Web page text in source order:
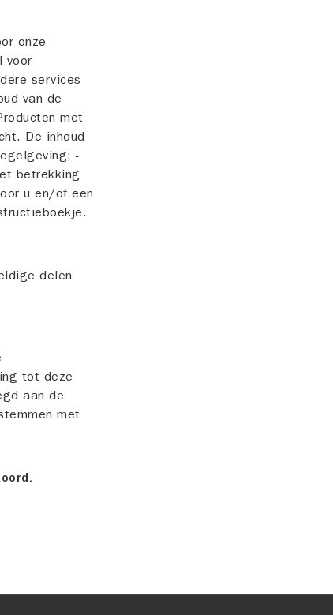
onze
voor
services
van de
met
De inhoud
-
betrekking
u en/of een
delen
tot deze
aan de
met